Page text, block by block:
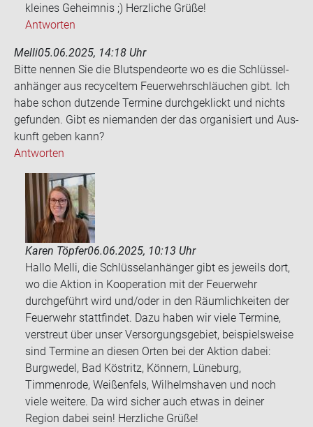
kleines Geheimnis ;) Herzliche Grüße!
Antworten
Melli05.06.2025, 14:18 Uhr
Bitte nen­nen Sie die Blut­spen­de­or­te wo es die Schlüs­sel­
an­hän­ger aus re­cy­cel­tem Feu­er­wehr­schläu­chen gibt. Ich
habe schon dut­zen­de Ter­mi­ne durch­ge­klickt und nichts
ge­fun­den. Gibt es nie­man­den der das or­ga­ni­siert und Aus­
kunft geben kann?
Antworten
Karen Töpfer06.06.2025, 10:13 Uhr
Hallo Melli, die Schlüsselanhänger gibt es jeweils dort,
wo die Aktion in Kooperation mit der Feuerwehr
durchgeführt wird und/oder in den Räumlichkeiten der
Feuerwehr stattfindet. Dazu haben wir viele Termine,
verstreut über unser Versorgungsgebiet, beispielsweise
sind Termine an diesen Orten bei der Aktion dabei:
Burgwedel, Bad Köstritz, Könnern, Lüneburg,
Timmenrode, Weißenfels, Wilhelmshaven und noch
viele weitere. Da wird sicher auch etwas in deiner
Region dabei sein! Herzliche Grüße!